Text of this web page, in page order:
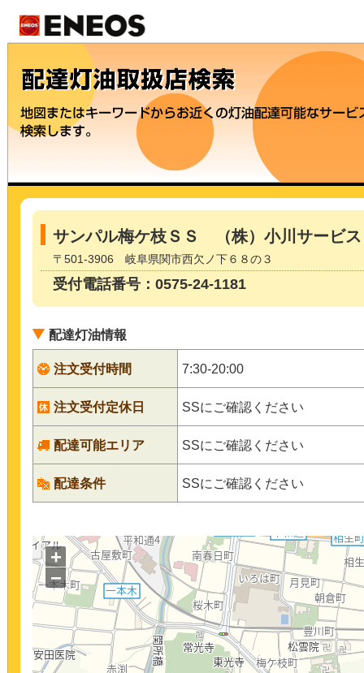
サンパル梅ケ枝ＳＳ （株）小川サービス
〒501-3906 岐阜県関市西欠ノ下６８の３
受付電話番号：0575-24-1181
配達灯油情報
注文受付時間 7:30-20:00
注文受付定休日 SSにご確認ください
配達可能エリア SSにご確認ください
配達条件 SSにご確認ください
+
−